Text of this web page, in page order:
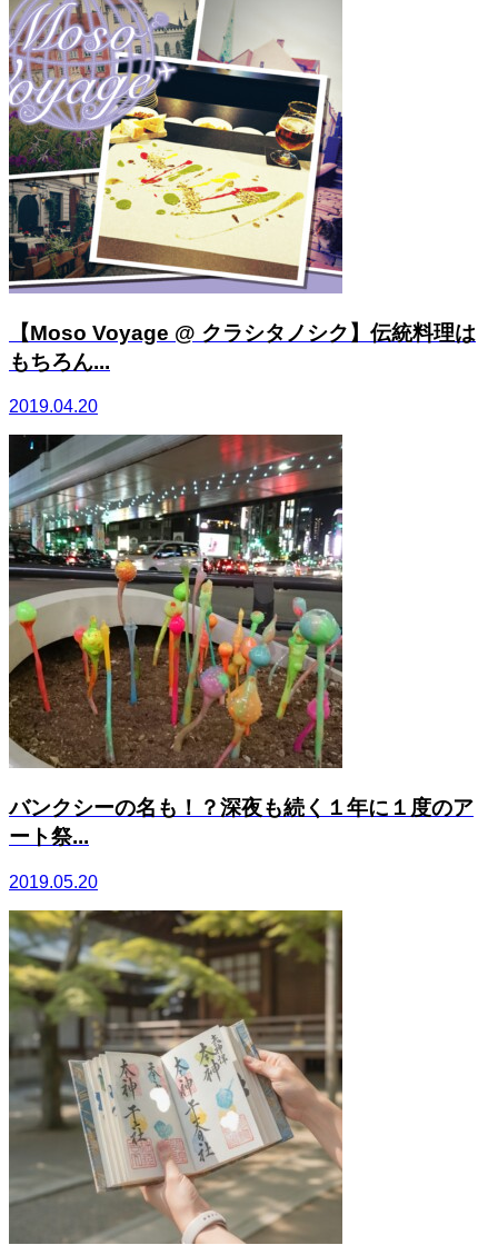
【Moso Voyage @ クラシタノシク】伝統料理は
もちろん...
2019.04.20
バンクシーの名も！？深夜も続く１年に１度のア
ート祭...
2019.05.20